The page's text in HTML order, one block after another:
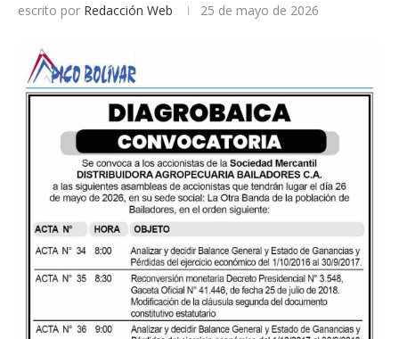
escrito por Redacción Web 25 de mayo de 2026